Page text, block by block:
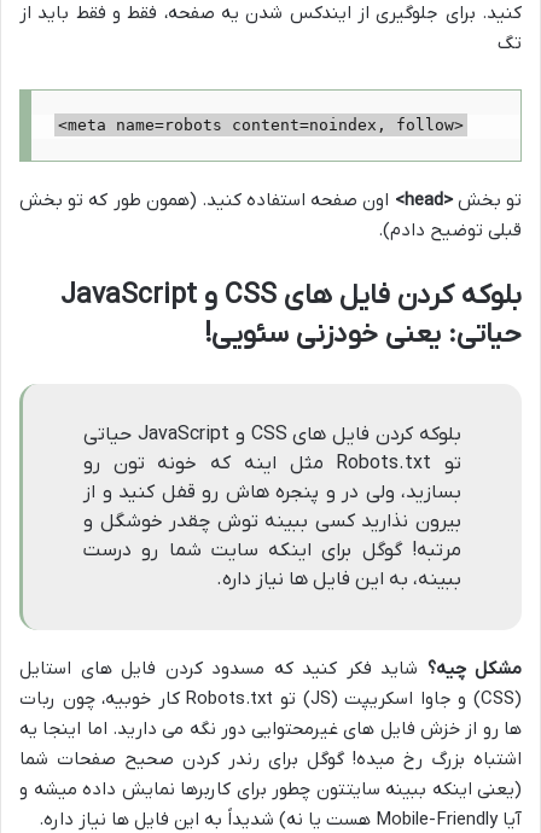
کنید. برای جلوگیری از ایندکس شدن یه صفحه، فقط و فقط باید از
تگ
<meta name=robots content=noindex, follow>
تو بخش<head>
اون صفحه استفاده کنید. (همون طور که تو بخش
قبلی توضیح دادم).
بلوکه کردن فایل های CSS و JavaScript
حیاتی: یعنی خودزنی سئویی!
بلوکه کردن فایل های CSS و JavaScript حیاتی
تو Robots.txt مثل اینه که خونه تون رو
بسازید، ولی در و پنجره هاش رو قفل کنید و از
بیرون نذارید کسی ببینه توش چقدر خوشگل و
مرتبه! گوگل برای اینکه سایت شما رو درست
ببینه، به این فایل ها نیاز داره.
مشکل چیه؟ شاید فکر کنید که مسدود کردن فایل های استایل
(CSS) و جاوا اسکریپت (JS) تو Robots.txt کار خوبیه، چون ربات
ها رو از خزش فایل های غیرمحتوایی دور نگه می دارید. اما اینجا یه
اشتباه بزرگ رخ میده! گوگل برای رندر کردن صحیح صفحات شما
(یعنی اینکه ببینه سایتتون چطور برای کاربرها نمایش داده میشه و
آیا Mobile-Friendly هست یا نه) شدیداً به این فایل ها نیاز داره.